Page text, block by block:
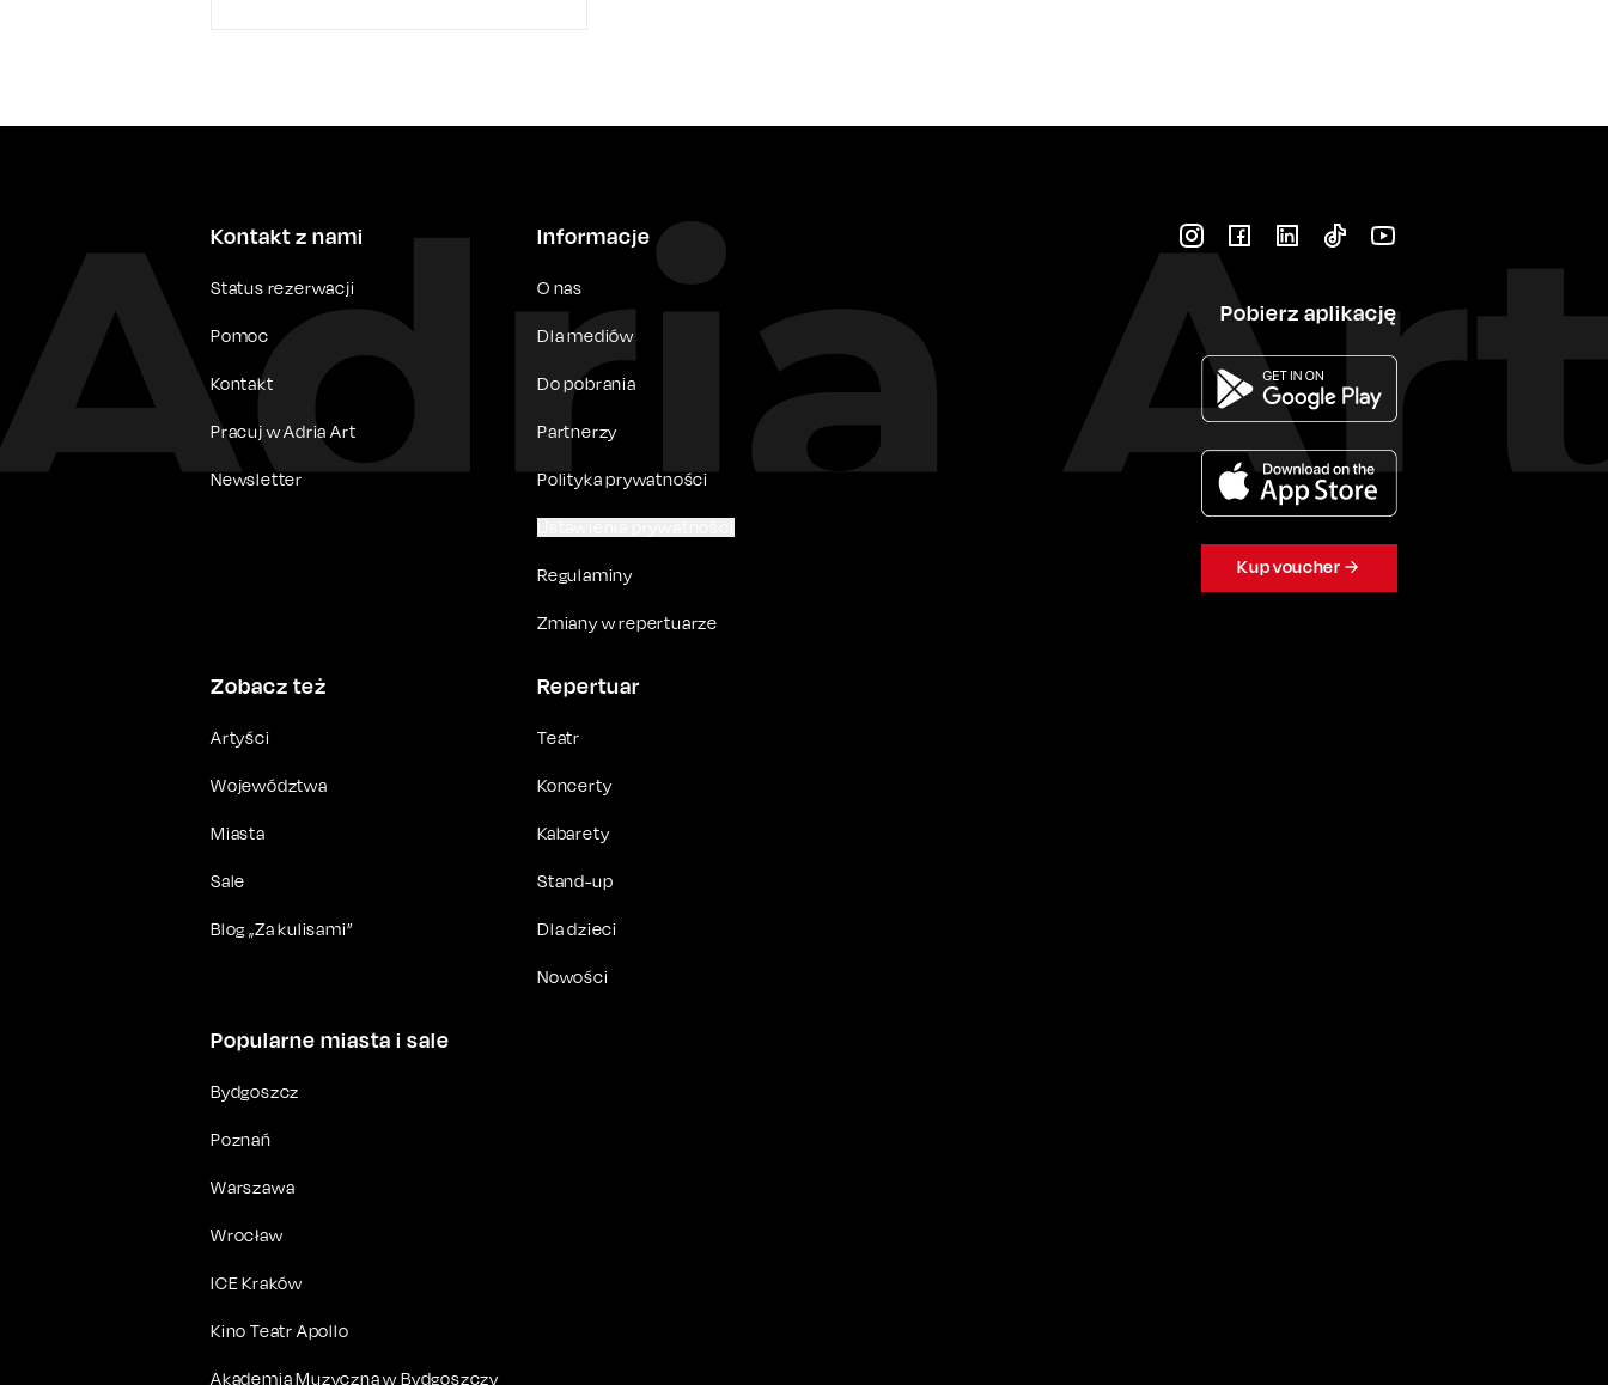
Kontakt z nami
Status rezerwacji
Pomoc
Kontakt
Pracuj w Adria Art
Newsletter
Informacje
O nas
Dla mediów
Do pobrania
Partnerzy
Polityka prywatności
Regulaminy
Zmiany w repertuarze
Zobacz też
Artyści
Województwa
Miasta
Sale
Blog „Za kulisami”
Repertuar
Teatr
Koncerty
Kabarety
Stand-up
Dla dzieci
Nowości
Popularne miasta i sale
Bydgoszcz
Poznań
Warszawa
Wrocław
ICE Kraków
Kino Teatr Apollo
Akademia Muzyczna w Bydgoszczy
Pobierz aplikację
Kup voucher